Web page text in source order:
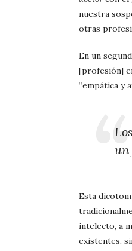
nuestra
otras
En un
[profesión]
“empática y
un
Esta
intelecto, a
existentes,